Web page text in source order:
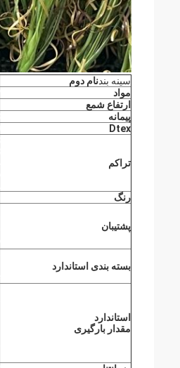
سینه بندنام دوم
مواد
ارتفاع شمع
پیمانه
Dtex
تراکم
رنگ
پشتیبان
بسته بندی استاندارد
استاندارد
مقدار بارگیری